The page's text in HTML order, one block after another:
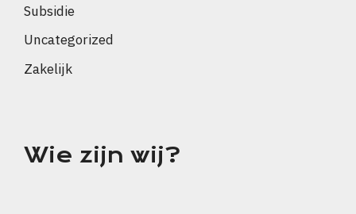
Subsidie
Uncategorized
Zakelijk
Wie zijn wij?